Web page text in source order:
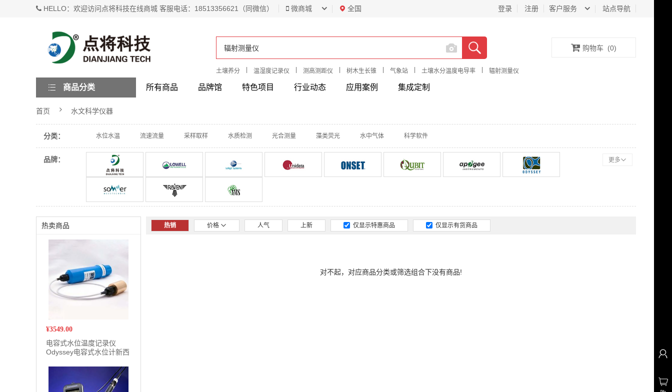
HELLO：欢迎访问点将科技在线商城 客服电话：18513356621（同微信） 微商城 全国 客户服务 站点导航
登录 注册
土壤养分 温湿度记录仪 测高测距仪 树木生长锥 气象站 土壤水分温度电导率 辐射测量仪
购物车 (0)
所有商品 品牌馆 特色项目 行业动态 应用案例 集成定制
商品分类
首页 水文科学仪器
分类： 水位水温 流速流量 采样取样 水质检测 光合测量 藻类荧光 水中气体 科学软件
品牌： 更多
热卖商品
¥3549.00
电容式水位温度记录仪
Odyssey电容式水位计新西
热销 价格 人气 上新 仅显示特惠商品 仅显示有货商品
对不起，对应商品分类或筛选组合下没有商品!